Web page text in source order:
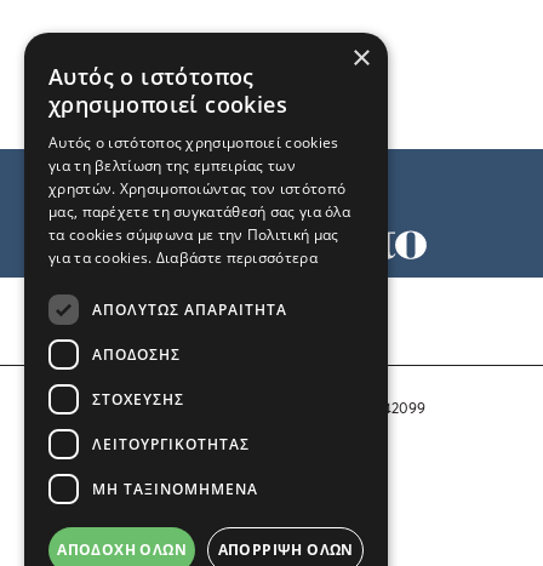
Αριθμός Πιστοποίησης Μ.Η.Τ. 242099
COPYRIGHT © 2026 Το Μανιφέστο
×
Αυτός ο ιστότοπος
χρησιμοποιεί cookies
Αυτός ο ιστότοπος χρησιμοποιεί cookies
για τη βελτίωση της εμπειρίας των
χρηστών. Χρησιμοποιώντας τον ιστότοπό
μας, παρέχετε τη συγκατάθεσή σας για όλα
τα cookies σύμφωνα με την Πολιτική μας
για τα cookies. Διαβάστε περισσότερα
ΑΠΟΛΎΤΩΣ ΑΠΑΡΑΊΤΗΤΑ
ΑΠΌΔΟΣΗΣ
ΣΤΌΧΕΥΣΗΣ
ΛΕΙΤΟΥΡΓΙΚΌΤΗΤΑΣ
ΜΗ ΤΑΞΙΝΟΜΗΜΈΝΑ
ΑΠΟΔΟΧΉ ΌΛΩΝ ΑΠΌΡΡΙΨΗ ΌΛΩΝ